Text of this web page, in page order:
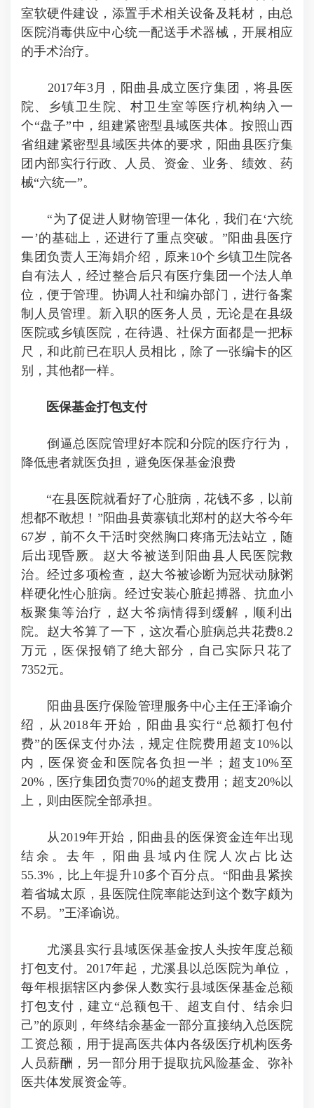
室软硬件建设，添置手术相关设备及耗材，由总
医院消毒供应中心统一配送手术器械，开展相应
的手术治疗。
2017年3月，阳曲县成立医疗集团，将县医
院、乡镇卫生院、村卫生室等医疗机构纳入一
个“盘子”中，组建紧密型县域医共体。按照山西
省组建紧密型县域医共体的要求，阳曲县医疗集
团内部实行行政、人员、资金、业务、绩效、药
械“六统一”。
“为了促进人财物管理一体化，我们在‘六统
一’的基础上，还进行了重点突破。”阳曲县医疗
集团负责人王海娟介绍，原来10个乡镇卫生院各
自有法人，经过整合后只有医疗集团一个法人单
位，便于管理。协调人社和编办部门，进行备案
制人员管理。新入职的医务人员，无论是在县级
医院或乡镇医院，在待遇、社保方面都是一把标
尺，和此前已在职人员相比，除了一张编卡的区
别，其他都一样。
医保基金打包支付
倒逼总医院管理好本院和分院的医疗行为，
降低患者就医负担，避免医保基金浪费
“在县医院就看好了心脏病，花钱不多，以前
想都不敢想！”阳曲县黄寨镇北郑村的赵大爷今年
67岁，前不久干活时突然胸口疼痛无法站立，随
后出现昏厥。赵大爷被送到阳曲县人民医院救
治。经过多项检查，赵大爷被诊断为冠状动脉粥
样硬化性心脏病。经过安装心脏起搏器、抗血小
板聚集等治疗，赵大爷病情得到缓解，顺利出
院。赵大爷算了一下，这次看心脏病总共花费8.2
万元，医保报销了绝大部分，自己实际只花了
7352元。
阳曲县医疗保险管理服务中心主任王泽谕介
绍，从2018年开始，阳曲县实行“总额打包付
费”的医保支付办法，规定住院费用超支10%以
内，医保资金和医院各负担一半；超支10%至
20%，医疗集团负责70%的超支费用；超支20%以
上，则由医院全部承担。
从2019年开始，阳曲县的医保资金连年出现
结余。去年，阳曲县域内住院人次占比达
55.3%，比上年提升10多个百分点。“阳曲县紧挨
着省城太原，县医院住院率能达到这个数字颇为
不易。”王泽谕说。
尤溪县实行县域医保基金按人头按年度总额
打包支付。2017年起，尤溪县以总医院为单位，
每年根据辖区内参保人数实行县域医保基金总额
打包支付，建立“总额包干、超支自付、结余归
己”的原则，年终结余基金一部分直接纳入总医院
工资总额，用于提高医共体内各级医疗机构医务
人员薪酬，另一部分用于提取抗风险基金、弥补
医共体发展资金等。